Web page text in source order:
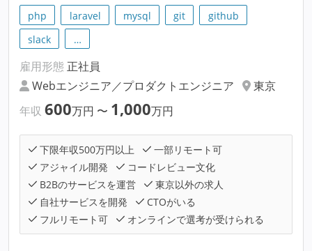
php laravel mysql git
github
slack
…
雇用形態 正社員
Webエンジニア／プロダクトエンジニア
東京
年収 600万円 〜 1,000万円
下限年収500万円以上
一部リモート可
アジャイル開発
コードレビュー文化
B2Bのサービスを運営
東京以外の求人
自社サービスを開発
CTOがいる
フルリモート可
オンラインで選考が受けられる